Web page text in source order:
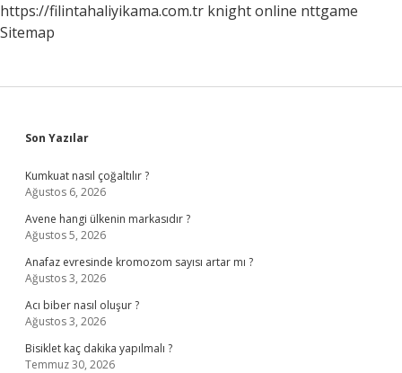
https://filintahaliyikama.com.tr knight online nttgame
Sitemap
Sidebar
Son Yazılar
Kumkuat nasıl çoğaltılır ?
Ağustos 6, 2026
Avene hangi ülkenin markasıdır ?
Ağustos 5, 2026
Anafaz evresinde kromozom sayısı artar mı ?
Ağustos 3, 2026
Acı biber nasıl oluşur ?
Ağustos 3, 2026
Bisiklet kaç dakika yapılmalı ?
Temmuz 30, 2026